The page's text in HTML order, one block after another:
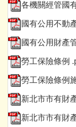
各機關經管國
國有公用不動
國有公用財產
勞工保險條例
勞工保險條例
新北市市有財
新北市市有財